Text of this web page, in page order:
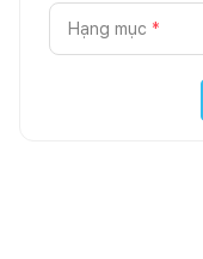
Hạng mục *